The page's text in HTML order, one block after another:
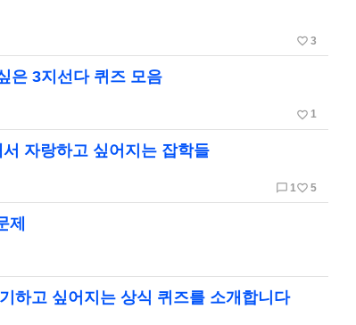
favorite_border 3
은 3지선다 퀴즈 모음
favorite_border 1
자랑하고 싶어지는 잡학들
chat_bubble_outline 1 favorite_border 5
제
하고 싶어지는 상식 퀴즈를 소개합니다